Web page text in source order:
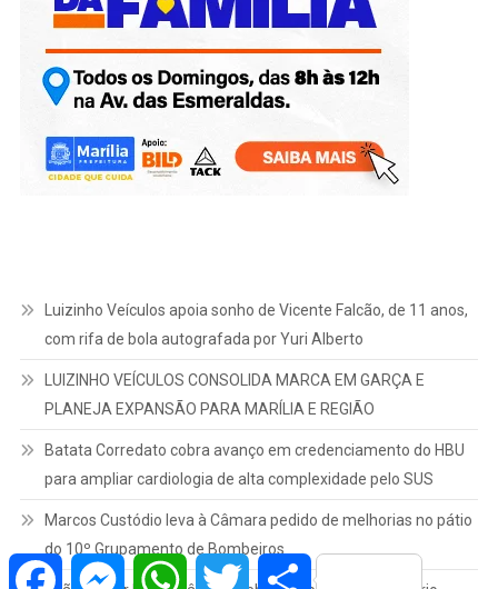
Luizinho Veículos apoia sonho de Vicente Falcão, de 11 anos,
com rifa de bola autografada por Yuri Alberto
LUIZINHO VEÍCULOS CONSOLIDA MARCA EM GARÇA E
PLANEJA EXPANSÃO PARA MARÍLIA E REGIÃO
Batata Corredato cobra avanço em credenciamento do HBU
para ampliar cardiologia de alta complexidade pelo SUS
Marcos Custódio leva à Câmara pedido de melhorias no pátio
do 10º Grupamento de Bombeiros
Facebook MessengerWhatsAppTwitter Share